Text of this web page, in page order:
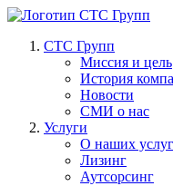
СТС Групп
Миссия и цель
История
Новости
СМИ о нас
Услуги
О наших
Лизинг
Аутсорсинг